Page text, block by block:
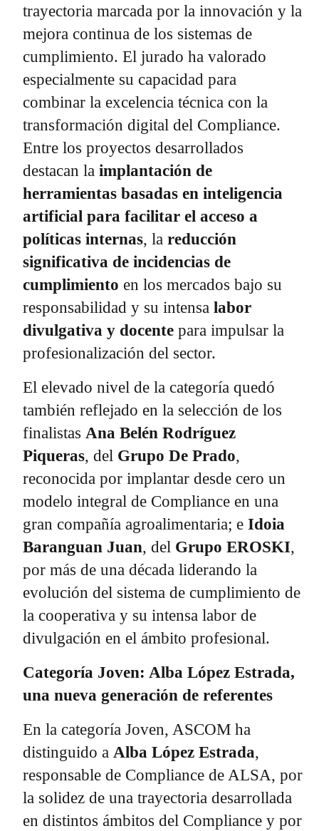
trayectoria marcada por la innovación y la
mejora continua de los sistemas de
cumplimiento. El jurado ha valorado
especialmente su capacidad para
combinar la excelencia técnica con la
transformación digital del Compliance.
Entre los proyectos desarrollados
destacan la implantación de
herramientas basadas en inteligencia
artificial para facilitar el acceso a
políticas internas, la reducción
significativa de incidencias de
cumplimiento en los mercados bajo su
responsabilidad y su intensa labor
divulgativa y docente para impulsar la
profesionalización del sector.
El elevado nivel de la categoría quedó
también reflejado en la selección de los
finalistas Ana Belén Rodríguez
Piqueras, del Grupo De Prado,
reconocida por implantar desde cero un
modelo integral de Compliance en una
gran compañía agroalimentaria; e Idoia
Baranguan Juan, del Grupo EROSKI,
por más de una década liderando la
evolución del sistema de cumplimiento de
la cooperativa y su intensa labor de
divulgación en el ámbito profesional.
Categoría Joven: Alba López Estrada,
una nueva generación de referentes
En la categoría Joven, ASCOM ha
distinguido a Alba López Estrada,
responsable de Compliance de ALSA, por
la solidez de una trayectoria desarrollada
en distintos ámbitos del Compliance y por